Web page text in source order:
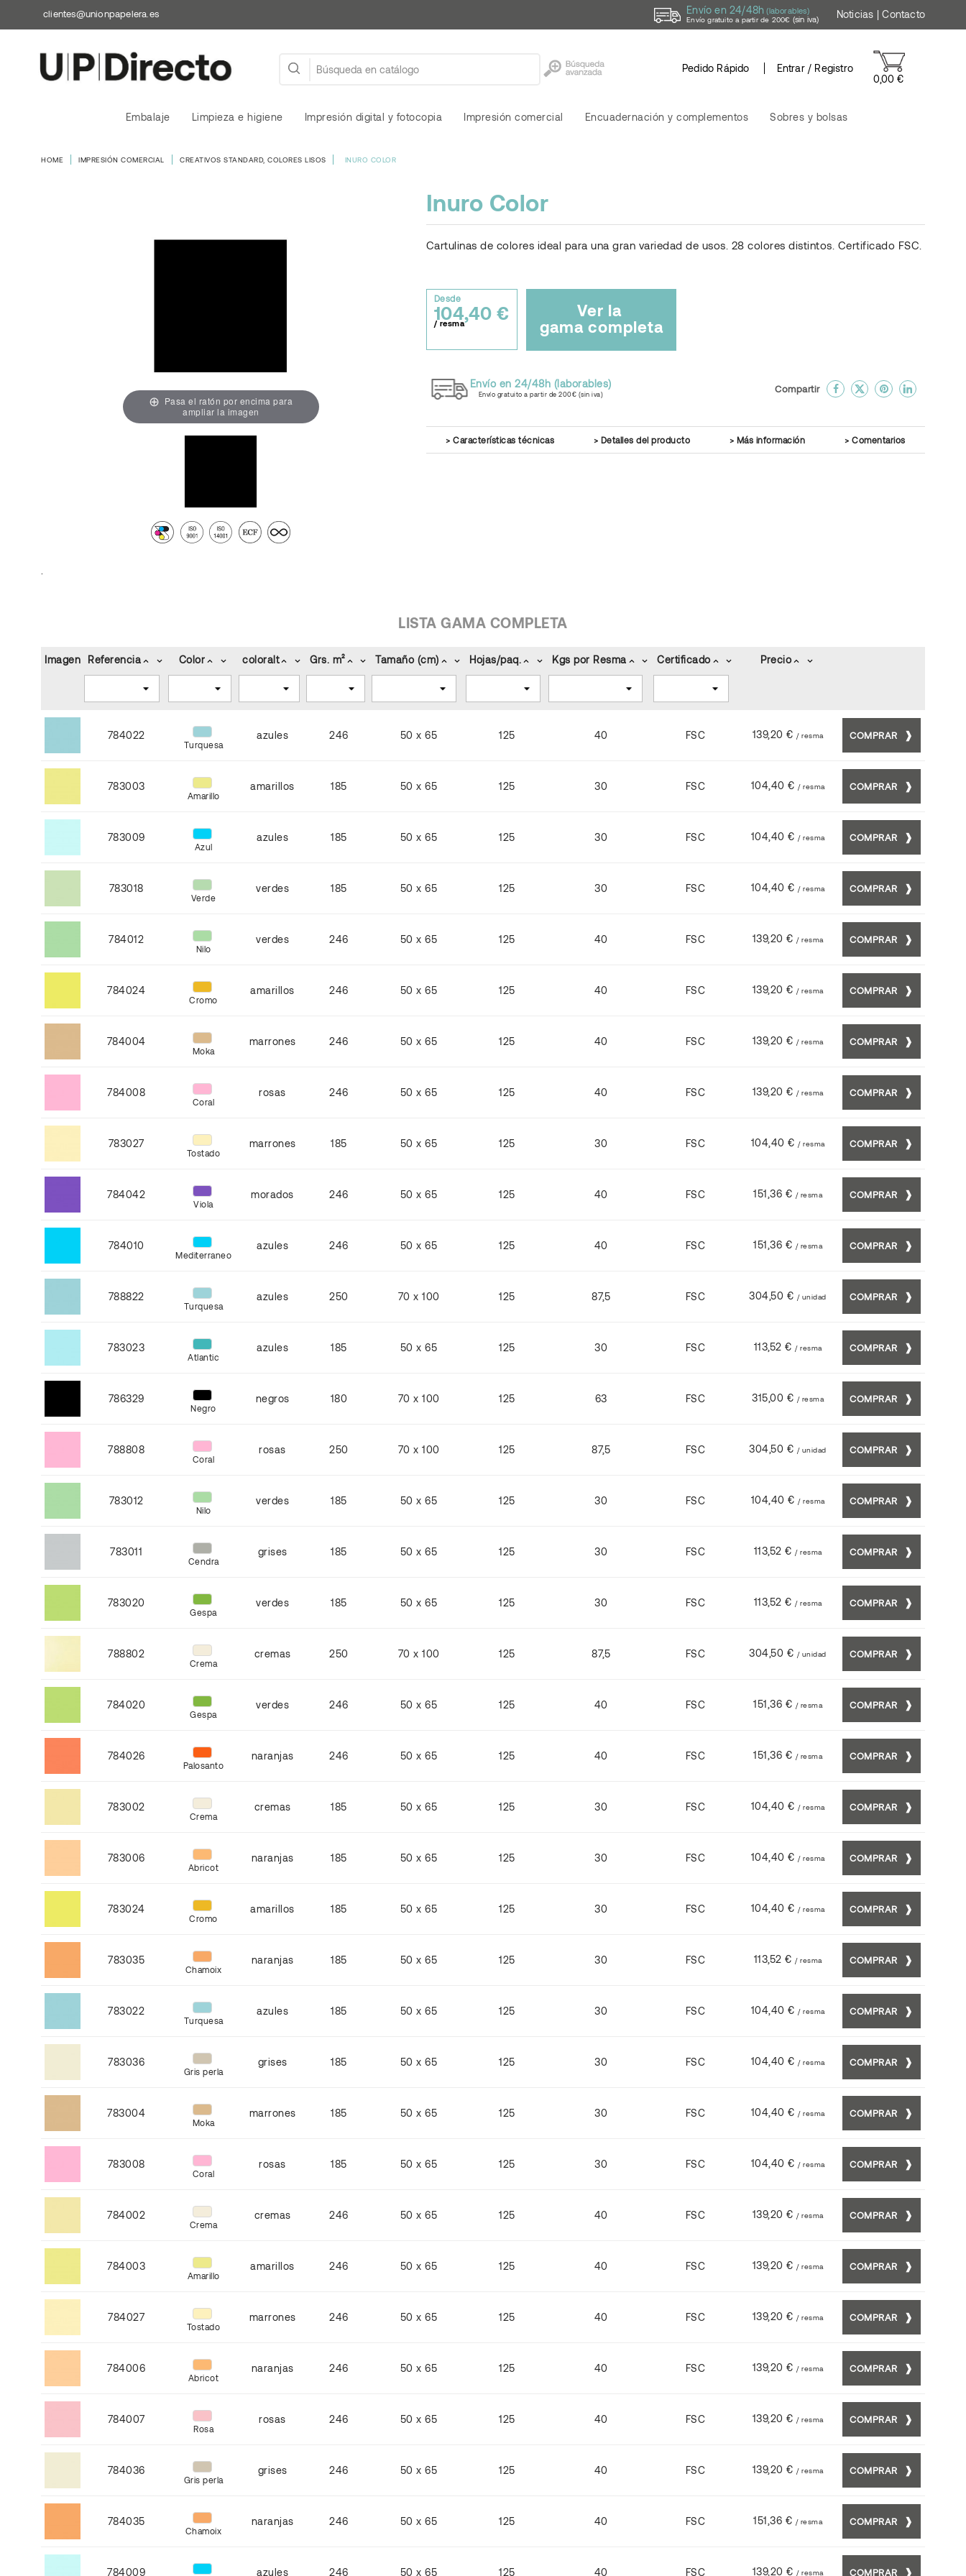
clientes@unionpapelera.es Envío en 24/48h (laborables)
Envío gratuito a partir de 200€ (sin iva) Noticias |Contacto
0,00 €
Entrar / Registro
Pedido Rápido
Embalaje Limpieza e higiene Impresión digital y fotocopia Impresión comercial Encuadernación y complementos Sobres y bolsas
HOME IMPRESIÓN COMERCIAL CREATIVOS STANDARD, COLORES LISOS INURO COLOR
Pasa el ratón por encima para
ampliar la imagen
Inuro Color
Cartulinas de colores ideal para una gran variedad de usos. 28 colores distintos. Certificado FSC.
Desde
104,40 €
/ resma
Ver la
gama completa
Envío en 24/48h (laborables)
Envío gratuito a partir de 200€ (sin iva) Compartir
Características técnicas Detalles del producto Más información Comentarios
LISTA GAMA COMPLETA
Imagen Referencia keyboard_arrow_up keyboard_arrow_down Color keyboard_arrow_up keyboard_arrow_down coloraltkeyboard_arrow_up keyboard_arrow_down Grs. m²keyboard_arrow_up keyboard_arrow_down Tamaño (cm) keyboard_arrow_up keyboard_arrow_down Hojas/paq. keyboard_arrow_up keyboard_arrow_down Kgs por Resma keyboard_arrow_up keyboard_arrow_down Certificadokeyboard_arrow_up keyboard_arrow_down Preciokeyboard_arrow_up keyboard_arrow_down
784022
Turquesa
azules 246 50 x 65 125 40 FSC 139,20 € / resma COMPRAR
783003
Amarillo
amarillos 185 50 x 65 125 30 FSC 104,40 € / resma COMPRAR
783009
Azul
azules 185 50 x 65 125 30 FSC 104,40 € / resma COMPRAR
783018
Verde
verdes 185 50 x 65 125 30 FSC 104,40 € / resma COMPRAR
784012
Nilo
verdes 246 50 x 65 125 40 FSC 139,20 € / resma COMPRAR
784024
Cromo
amarillos 246 50 x 65 125 40 FSC 139,20 € / resma COMPRAR
784004
Moka
marrones 246 50 x 65 125 40 FSC 139,20 € / resma COMPRAR
784008
Coral
rosas 246 50 x 65 125 40 FSC 139,20 € / resma COMPRAR
783027
Tostado
marrones 185 50 x 65 125 30 FSC 104,40 € / resma COMPRAR
784042
Viola
morados 246 50 x 65 125 40 FSC 151,36 € / resma COMPRAR
784010
Mediterraneo
azules 246 50 x 65 125 40 FSC 151,36 € / resma COMPRAR
788822
Turquesa
azules 250 70 x 100 125 87,5 FSC 304,50 € / unidad COMPRAR
783023
Atlantic
azules 185 50 x 65 125 30 FSC 113,52 € / resma COMPRAR
786329
Negro
negros 180 70 x 100 125 63 FSC 315,00 € / resma COMPRAR
788808
Coral
rosas 250 70 x 100 125 87,5 FSC 304,50 € / unidad COMPRAR
783012
Nilo
verdes 185 50 x 65 125 30 FSC 104,40 € / resma COMPRAR
783011
Cendra
grises 185 50 x 65 125 30 FSC 113,52 € / resma COMPRAR
783020
Gespa
verdes 185 50 x 65 125 30 FSC 113,52 € / resma COMPRAR
788802
Crema
cremas 250 70 x 100 125 87,5 FSC 304,50 € / unidad COMPRAR
784020
Gespa
verdes 246 50 x 65 125 40 FSC 151,36 € / resma COMPRAR
784026
Palosanto
naranjas 246 50 x 65 125 40 FSC 151,36 € / resma COMPRAR
783002
Crema
cremas 185 50 x 65 125 30 FSC 104,40 € / resma COMPRAR
783006
Abricot
naranjas 185 50 x 65 125 30 FSC 104,40 € / resma COMPRAR
783024
Cromo
amarillos 185 50 x 65 125 30 FSC 104,40 € / resma COMPRAR
783035
Chamoix
naranjas 185 50 x 65 125 30 FSC 113,52 € / resma COMPRAR
783022
Turquesa
azules 185 50 x 65 125 30 FSC 104,40 € / resma COMPRAR
783036
Gris perla
grises 185 50 x 65 125 30 FSC 104,40 € / resma COMPRAR
783004
Moka
marrones 185 50 x 65 125 30 FSC 104,40 € / resma COMPRAR
783008
Coral
rosas 185 50 x 65 125 30 FSC 104,40 € / resma COMPRAR
784002
Crema
cremas 246 50 x 65 125 40 FSC 139,20 € / resma COMPRAR
784003
Amarillo
amarillos 246 50 x 65 125 40 FSC 139,20 € / resma COMPRAR
784027
Tostado
marrones 246 50 x 65 125 40 FSC 139,20 € / resma COMPRAR
784006
Abricot
naranjas 246 50 x 65 125 40 FSC 139,20 € / resma COMPRAR
784007
Rosa
rosas 246 50 x 65 125 40 FSC 139,20 € / resma COMPRAR
784036
Gris perla
grises 246 50 x 65 125 40 FSC 139,20 € / resma COMPRAR
784035
Chamoix
naranjas 246 50 x 65 125 40 FSC 151,36 € / resma COMPRAR
784009 azules 246 50 x 65 125 40 FSC 139,20 € / resma COMPRAR